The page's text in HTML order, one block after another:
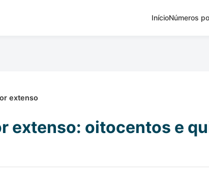
InícioNúmeros
extenso
extenso: oitocentos e